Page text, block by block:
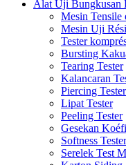
Alat Uji Bungkusan
Mesin Tensile
Mesin Uji
Tester
Bursting
Tearing Tester
Kalancaran
Piercing Tester
Lipat Tester
Peeling Tester
Gesekan
Softness Tester
Serelek Test